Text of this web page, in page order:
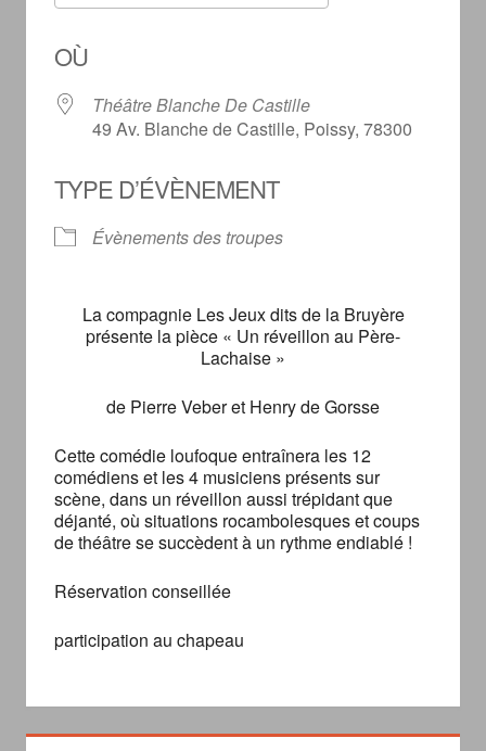
OÙ
Théâtre Blanche De Castille
49 Av. Blanche de Castille, Poissy, 78300
TYPE D’ÉVÈNEMENT
Évènements des troupes
La compagnie Les Jeux dits de la Bruyère
présente la pièce « Un réveillon au Père-
Lachaise »
de Pierre Veber et Henry de Gorsse
Cette comédie loufoque entraînera les 12
comédiens et les 4 musiciens présents sur
scène, dans un réveillon aussi trépidant que
déjanté, où situations rocambolesques et coups
de théâtre se succèdent à un rythme endiablé !
Réservation conseillée
participation au chapeau